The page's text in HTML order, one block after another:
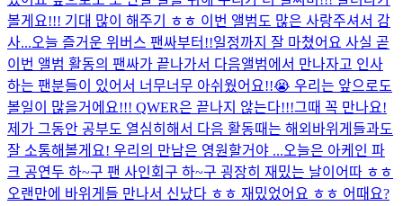
볼게요!!! 기대 많이 해주기 ㅎㅎ 이번 앨범도 많은 사랑주셔서 감
사...오늘 즐거운 위버스 팬싸부터!!일정까지 잘 마쳤어요 사실 곧
이번 앨범 활동의 팬싸가 끝나가서 다음앨범에서 만나자고 인사
하는 팬분들이 있어서 너무너무 아쉬웠어요!!😭 우리는 앞으로도
볼일이 많을거에요!!! QWER은 끝나지 않는다!!!그때 꼭 만나요!
제가 그동안 공부도 열심히해서 다음 활동때는 해외바위게들과도
잘 소통해볼게요! 우리의 만남은 영원할거야 ...오늘은 아케인 파
크 공연두 하~구 팬 사인회구 하~구 굉장히 재밌는 날이어따 ㅎㅎ
오랜만에 바위게들 만나서 신났다 ㅎㅎ 재밌었어요 ㅎㅎ 어때요?